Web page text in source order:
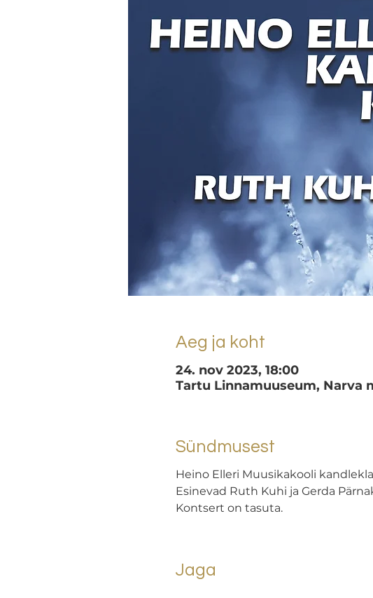
Aeg ja koht
24. nov 2023, 18:00
Tartu Linnamuuseum, Narva
Sündmusest
Heino Elleri Muusikakooli
Esinevad Ruth Kuhi ja Gerda
Kontsert on tasuta.
Jaga